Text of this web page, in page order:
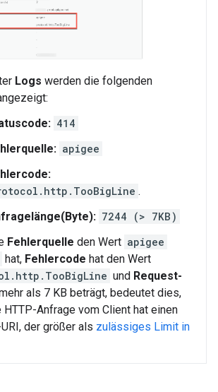
Logs werden die folgenden
414
apigee
.
7244 (> 7KB)
Fehlerquelle den Wert apigee
hat, Fehlercode hat den Wert
und Request-
als 7 KB beträgt, bedeutet dies,
Anfrage vom Client hat einen
der größer als zulässiges Limit in